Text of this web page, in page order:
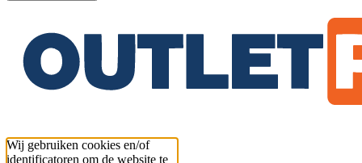
Wij gebruiken cookies en/of
identificatoren om de website te